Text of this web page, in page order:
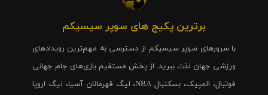
برترین پکیج های سوپر سیسیکم
با سرورهای سوپر سیسیکم از دسترسی به مهم‌ترین رویدادهای
ورزشی جهان لذت ببرید. از پخش مستقیم بازی‌های جام جهانی
فوتبال، المپیک، بسکتبال NBA، لیگ قهرمانان آسیا، لیگ اروپا